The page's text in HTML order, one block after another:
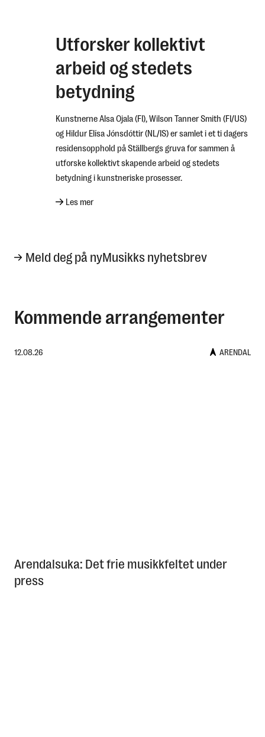
English
Hva leter du etter?
Utforsker kollektivt
arbeid og stedets
betydning
Kunstnerne Alsa Ojala (FI), Wilson Tanner Smith (FI/US)
og Hildur Elísa Jónsdóttir (NL/IS) er samlet i et ti dagers
residensopphold på Ställbergs gruva for sammen å
utforske kollektivt skapende arbeid og stedets
betydning i kunstneriske prosesser.
Les mer
Meld deg på nyMusikks nyhetsbrev
Kommende arrangementer
12.08.26 ARENDAL
Arendalsuka: Det frie musikkfeltet under
press